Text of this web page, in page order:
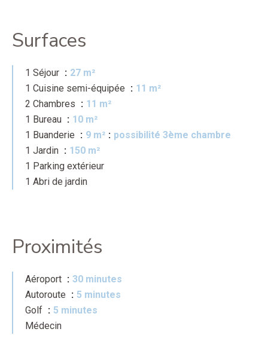
Surfaces
1 Séjour
27 m²
1 Cuisine semi-équipée
11 m²
2 Chambres
11 m²
1 Bureau
10 m²
1 Buanderie
9 m²
possibilité 3ème chambre
1 Jardin
150 m²
1 Parking extérieur
1 Abri de jardin
Proximités
Aéroport
30 minutes
Autoroute
5 minutes
Golf
5 minutes
Médecin